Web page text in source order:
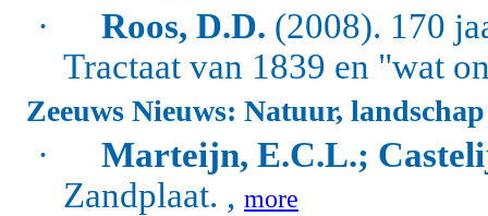
· Roos, D.D. (2008). 170
Tractaat van 1839 en "wat
Zeeuws Nieuws: Natuur,
·
Marteijn, E.C.L.;
Zandplaat. , more